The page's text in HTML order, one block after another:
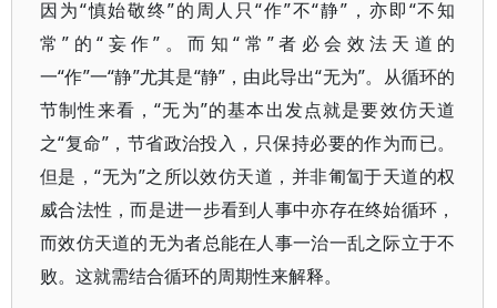
因为“慎始敬终”的周人只“作”不“静”，亦即“不知
常”的“妄作”。而知“常”者必会效法天道的
一“作”一“静”尤其是“静”，由此导出“无为”。从循环的
节制性来看，“无为”的基本出发点就是要效仿天道
之“复命”，节省政治投入，只保持必要的作为而已。
但是，“无为”之所以效仿天道，并非匍匐于天道的权
威合法性，而是进一步看到人事中亦存在终始循环，
而效仿天道的无为者总能在人事一治一乱之际立于不
败。这就需结合循环的周期性来解释。